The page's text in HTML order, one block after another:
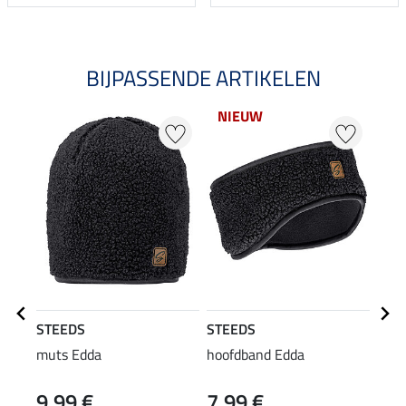
BIJPASSENDE ARTIKELEN
STEEDS
muts Edda
NIEUW
STEEDS
hoofdband Edda